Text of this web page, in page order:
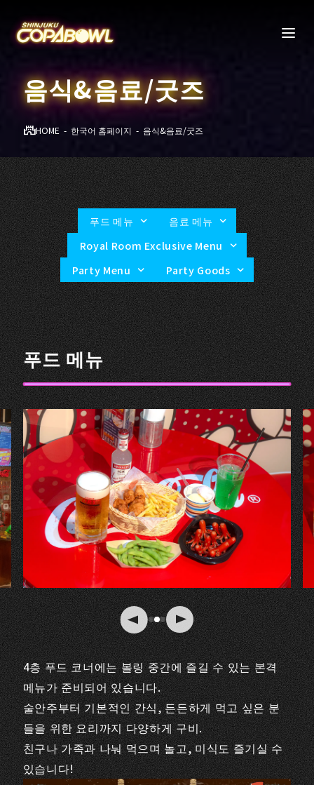
음식&음료/굿즈
HOME 한국어 홈페이지 음식&음료/굿즈
푸드 메뉴
음료 메뉴
Royal Room Exclusive Menu
Party Menu
Party Goods
푸드 메뉴
4층 푸드 코너에는 볼링 중간에 즐길 수 있는 본격
메뉴가 준비되어 있습니다.
술안주부터 기본적인 간식, 든든하게 먹고 싶은 분
들을 위한 요리까지 다양하게 구비.
친구나 가족과 나눠 먹으며 놀고, 미식도 즐기실 수
있습니다!